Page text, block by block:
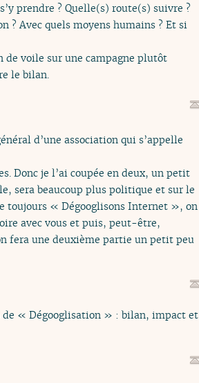
prendre ? Quelle(s) route(s) suivre ?
? Avec quels moyens humains ? Et si
de voile sur une campagne plutôt
le bilan.
d’une association qui s’appelle
Donc je l’ai coupée en deux, un petit
sera beaucoup plus politique et sur le
toujours « Dégooglisons Internet », on
avec vous et puis, peut-être,
fera une deuxième partie un petit peu
de « Dégooglisation » : bilan, impact et